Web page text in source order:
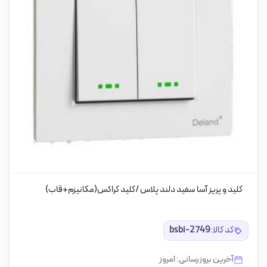
کلید و پریز آسا سفید دلند پلاس /کلید کراکس(مکانیزم+قاب)
کد کالا:bsbi-2749
آخرین بروزرسانی: امروز